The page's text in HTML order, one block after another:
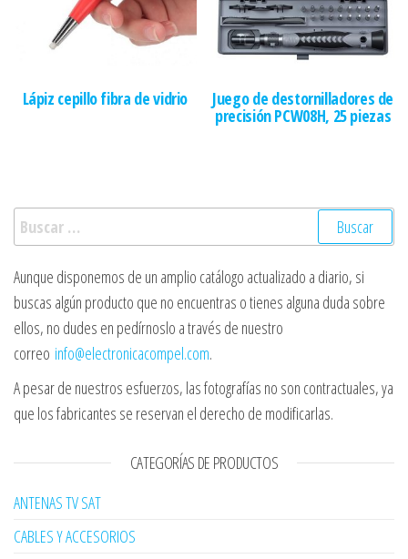
Lápiz cepillo fibra de vidrio Juego de destornilladores de
precisión PCW08H, 25 piezas
Buscar:
Aunque disponemos de un amplio catálogo actualizado a diario, si
buscas algún producto que no encuentras o tienes alguna duda sobre
ellos, no dudes en pedírnoslo a través de nuestro
correo info@electronicacompel.com.
A pesar de nuestros esfuerzos, las fotografías no son contractuales, ya
que los fabricantes se reservan el derecho de modificarlas.
CATEGORÍAS DE PRODUCTOS
ANTENAS TV SAT
CABLES Y ACCESORIOS